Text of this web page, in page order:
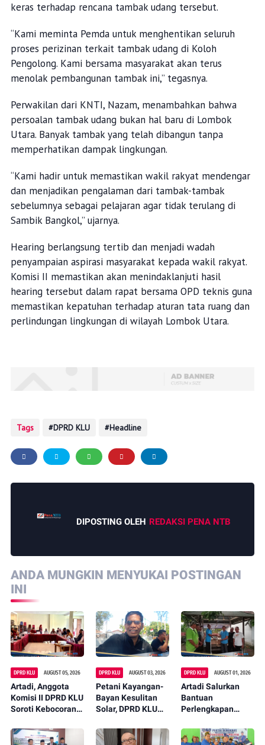
keras terhadap rencana tambak udang tersebut.
“Kami meminta Pemda untuk menghentikan seluruh
proses perizinan terkait tambak udang di Koloh
Pengolong. Kami bersama masyarakat akan terus
menolak pembangunan tambak ini,” tegasnya.
Perwakilan dari KNTI, Nazam, menambahkan bahwa
persoalan tambak udang bukan hal baru di Lombok
Utara. Banyak tambak yang telah dibangun tanpa
memperhatikan dampak lingkungan.
“Kami hadir untuk memastikan wakil rakyat mendengar
dan menjadikan pengalaman dari tambak-tambak
sebelumnya sebagai pelajaran agar tidak terulang di
Sambik Bangkol,” ujarnya.
Hearing berlangsung tertib dan menjadi wadah
penyampaian aspirasi masyarakat kepada wakil rakyat.
Komisi II memastikan akan menindaklanjuti hasil
hearing tersebut dalam rapat bersama OPD teknis guna
memastikan kepatuhan terhadap aturan tata ruang dan
perlindungan lingkungan di wilayah Lombok Utara.
Tags DPRD KLU Headline
DIPOSTING OLEH REDAKSI PENA NTB
ANDA MUNGKIN MENYUKAI POSTINGAN
INI
DPRD KLU AUGUST 05, 2026
Artadi, Anggota
Komisi II DPRD KLU
Soroti Kebocoran
Digitalisasi dan
Libatkan Kepala
DPRD KLU AUGUST 03, 2026
Petani Kayangan-
Bayan Kesulitan
Solar, DPRD KLU
Ambil Langkah
Konkret
DPRD KLU AUGUST 01, 2026
Artadi Salurkan
Bantuan
Perlengkapan
Jambianom,
Dorong